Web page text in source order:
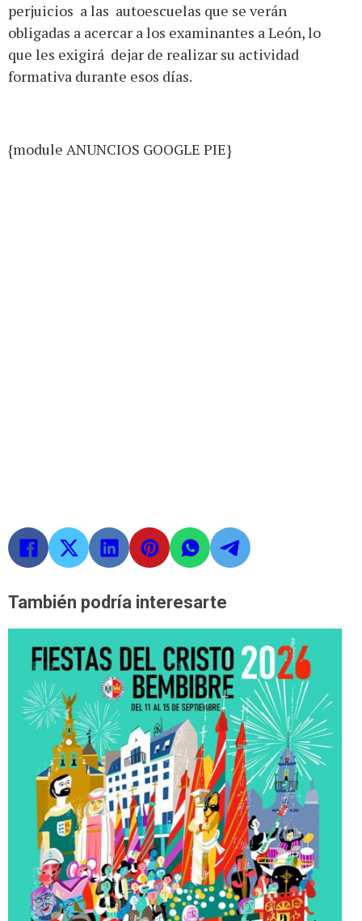
perjuicios a las autoescuelas que se verán
obligadas a acercar a los examinantes a León, lo
que les exigirá dejar de realizar su actividad
formativa durante esos días.
{module ANUNCIOS GOOGLE PIE}
También podría interesarte